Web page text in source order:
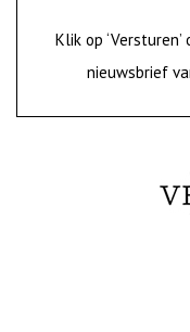
Klik op
nieuwsbrief